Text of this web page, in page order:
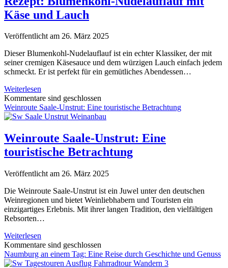
Käse und Lauch
Veröffentlicht am 26. März 2025
Dieser Blumenkohl-Nudelauflauf ist ein echter Klassiker, der mit
seiner cremigen Käsesauce und dem würzigen Lauch einfach jedem
schmeckt. Er ist perfekt für ein gemütliches Abendessen…
Weiterlesen
Blumenkohl-
Nudelauflauf
mit
und
Lauch
Kommentare sind geschlossen
Weinroute Saale-Unstrut: Eine touristische Betrachtung
Weinroute Saale-Unstrut: Eine
touristische Betrachtung
Veröffentlicht am 26. März 2025
Die Weinroute Saale-Unstrut ist ein Juwel unter den deutschen
Weinregionen und bietet Weinliebhabern und Touristen ein
einzigartiges Erlebnis. Mit ihrer langen Tradition, den vielfältigen
Rebsorten…
Weiterlesen
Saale-
Unstrut:
Eine
Kommentare sind geschlossen
Naumburg an einem Tag: Eine Reise durch Geschichte und Genuss